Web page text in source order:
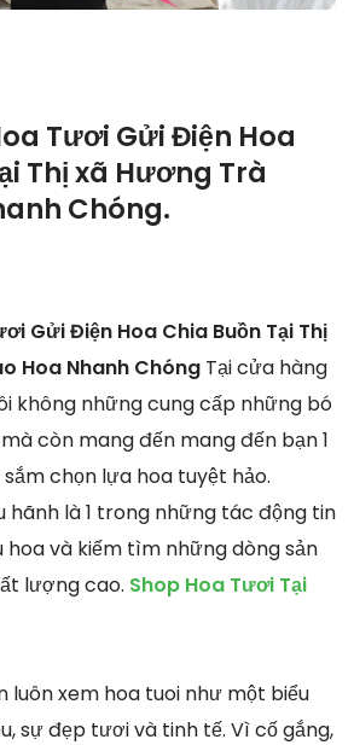
Tươi Gửi Điện Hoa
Thị xã Hương Trà
Chóng.
Gửi Điện Hoa Chia Buồn Tại Thị
Hoa Nhanh Chóng Tại cửa hàng
không những cung cấp những bó
còn mang đến mang đến bạn 1
chọn lựa hoa tuyệt hảo.
hãnh là 1 trong những tác động tin
hoa và kiếm tìm những dòng sản
lượng cao. Shop Hoa Tươi Tại
luôn xem hoa tuoi như một biểu
sự đẹp tươi và tinh tế. Vì cố gắng,